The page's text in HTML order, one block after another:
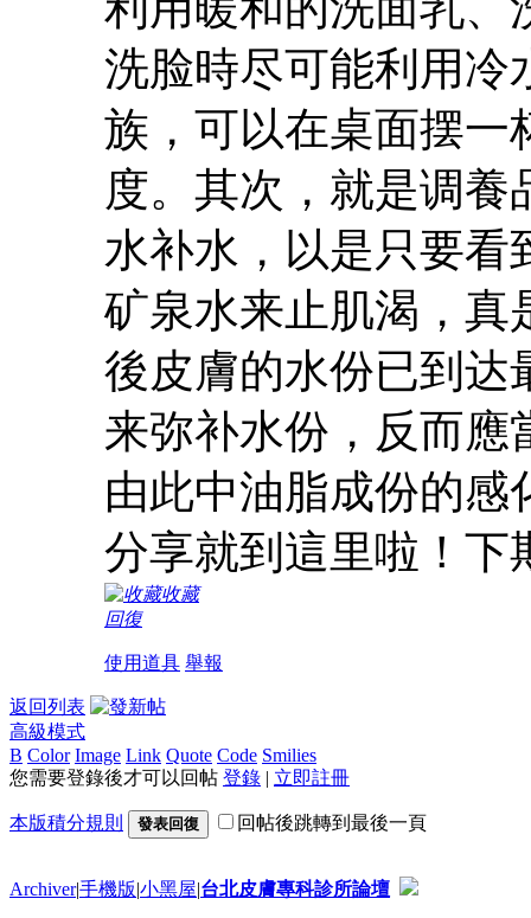
洗脸時尽可能利用冷
族，可以在桌面摆一
度。其次，就是调
水补水，以是只要看
矿泉水来止肌渴，真
後皮膚的水份已到达
来弥补水份，反而應
由此中油脂成份的感
分享就到這里啦！下
收藏
回復
使用道具 舉報
返回列表
高級模式
B Color Image Link Quote Code Smilies
您需要登錄後才可以回帖 登錄 | 立即註冊
本版積分規則 發表回復 回帖後跳轉到最後一頁
Archiver|手機版|小黑屋|台北皮膚專科診所論壇